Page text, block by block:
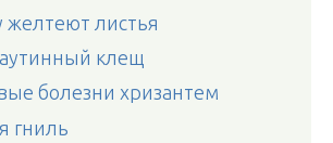
желтеют листья
клещ
болезни хризантем
гниль